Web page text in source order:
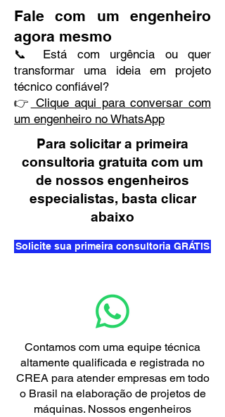
Fale com um engenheiro
agora mesmo
📞 Está com urgência ou quer
transformar uma ideia em projeto
técnico confiável?
👉 Clique aqui para conversar com
um engenheiro no WhatsApp
Para solicitar a primeira
consultoria gratuita com um
de nossos engenheiros
especialistas, basta clicar
abaixo
Solicite sua primeira consultoria GRÁTIS
Contamos com uma equipe técnica
altamente qualificada e registrada no
CREA para atender empresas em todo
o Brasil na elaboração de projetos de
máquinas. Nossos engenheiros